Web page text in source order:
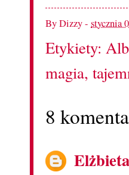
ByDizzy- stycznia
Etykiety:
magia,
8
Elżbieta